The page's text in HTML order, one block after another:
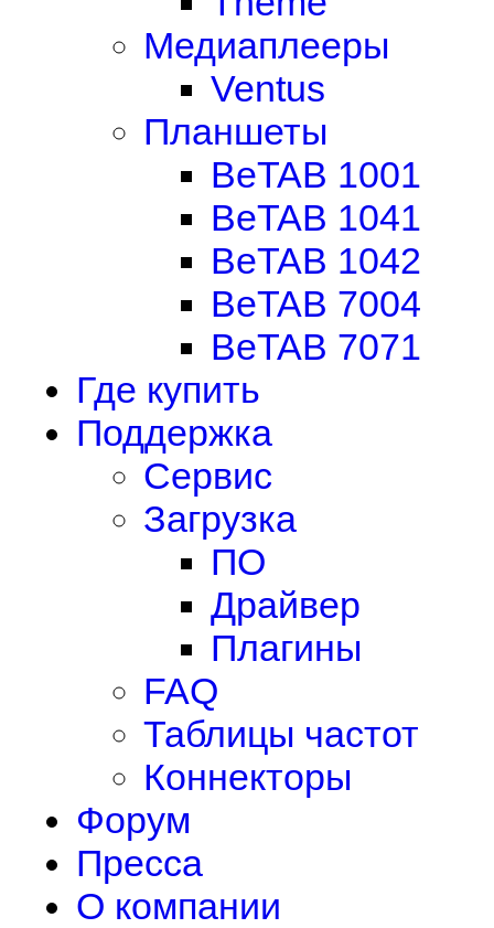
Медиаплееры
Ventus
Планшеты
BeTAB 1001
BeTAB 1041
BeTAB 1042
BeTAB 7004
BeTAB 7071
Где купить
Поддержка
Сервис
Загрузка
ПО
Драйвер
Плагины
FAQ
Таблицы частот
Коннекторы
Форум
Пресса
О компании